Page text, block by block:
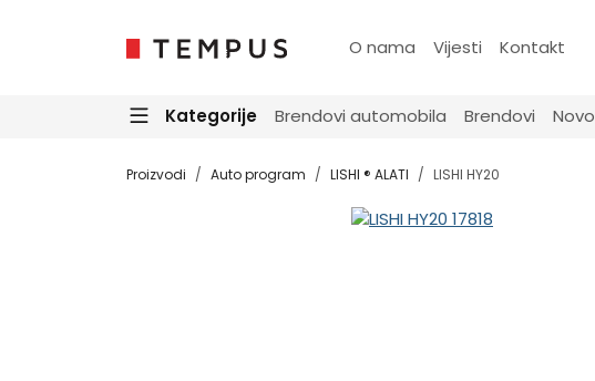
O nama Vijesti Kontakt
Kategorije Brendovi automobila Brendovi Novo
Proizvodi Auto program LISHI ® ALATI LISHI HY20